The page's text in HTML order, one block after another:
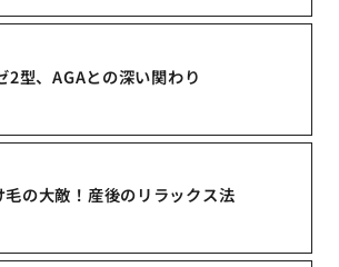
2型、AGAとの深い関わり
の大敵！産後のリラックス法